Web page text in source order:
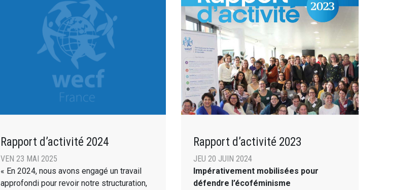
Rapport d’activité 2024
VEN 23 MAI 2025
« En 2024, nous avons engagé un travail
approfondi pour revoir notre structuration,
Rapport d’activité 2023
JEU 20 JUIN 2024
Impérativement mobilisées pour
défendre l’écoféminisme